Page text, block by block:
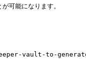
可能になります。
keeper-vault-to-